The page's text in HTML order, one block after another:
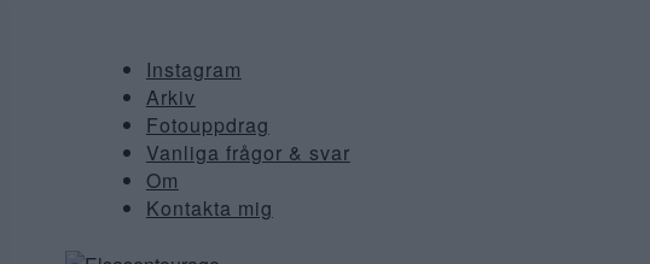
Instagram
Arkiv
Fotouppdrag
Vanliga frågor & svar
Om
Kontakta mig